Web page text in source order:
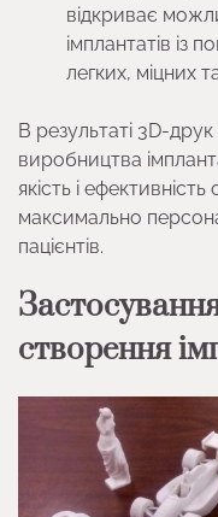
відкриває
імплантатів із
легких, міцних
В результаті 3D-
виробництва
якість і
максимально
пацієнтів.
створення